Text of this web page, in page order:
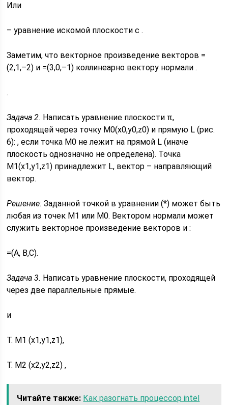
Или
– уравнение искомой плоскости с .
Заметим, что векторное произведение векторов =
(2,1,–2) и =(3,0,–1) коллинеарно вектору нормали .
.
Задача 2. Написать уравнение плоскости π,
проходящей через точку М0(x0,y0,z0) и прямую L (рис.
6): , если точка M0 не лежит на прямой L (иначе
плоскость однозначно не определена). Точка
М1(x1,y1,z1) принадлежит L, вектор – направляющий
вектор.
Решение: Заданной точкой в уравнении (*) может быть
любая из точек М1 или М0. Вектором нормали может
служить векторное произведение векторов и :
=(A, B,C).
Задача 3. Написать уравнение плоскости, проходящей
через две параллельные прямые.
и
Т. M1 (x1,y1,z1),
Т. M2 (x2,y2,z2) ,
Читайте также: Как разогнать процессор intel